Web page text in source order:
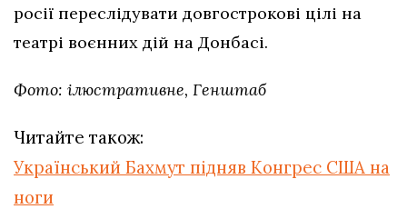
росії переслідувати довгострокові цілі на
театрі воєнних дій на Донбасі.
Фото: ілюстративне, Генштаб
Читайте також:
Український Бахмут підняв Конгрес США на
ноги